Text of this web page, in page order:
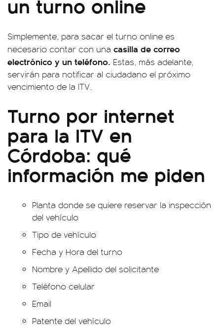
Simplemente, para sacar el turno online es
necesario contar con una casilla de correo
electrónico y un teléfono. Estas, más adelante,
servirán para notificar al ciudadano el próximo
vencimiento de la ITV.
Turno por internet
para la ITV en
Córdoba: qué
información me piden
Planta donde se quiere reservar la inspección
del vehículo
Tipo de vehículo
Fecha y Hora del turno
Nombre y Apellido del solicitante
Teléfono celular
Email
Patente del vehículo